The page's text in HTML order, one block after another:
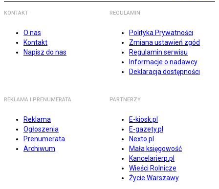
KONTAKT
O nas
Kontakt
Napisz do nas
REGULAMIN
Polityka Prywatności
Zmiana ustawień zgód
Regulamin serwisu
Informacje o nadawcy
Deklaracja dostępności
REKLAMA I PRENUMERATA
Reklama
Ogłoszenia
Prenumerata
Archiwum
PARTNERZY
E-kiosk.pl
E-gazety.pl
Nexto.pl
Mała księgowość
Kancelarierp.pl
Wieści Rolnicze
Życie Warszawy